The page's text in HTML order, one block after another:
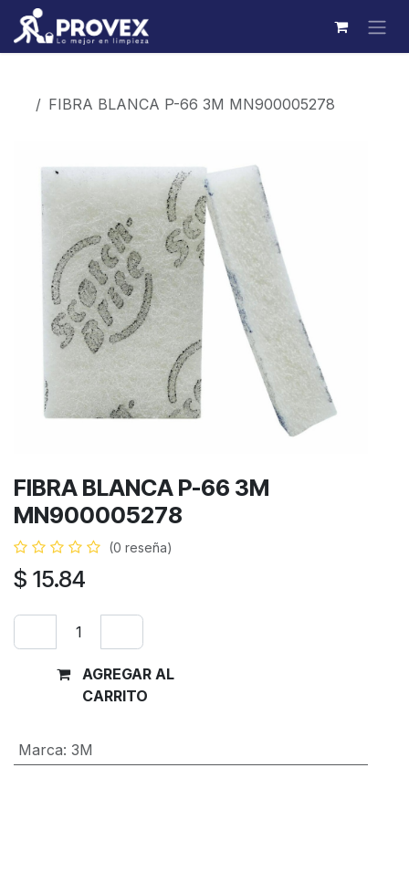
Ir al contenido
FIBRA BLANCA P-66 3M MN900005278
FIBRA BLANCA P-66 3M
MN900005278
(0 reseña)
$ 15.84
AGREGAR AL
CARRITO
Marca: 3M